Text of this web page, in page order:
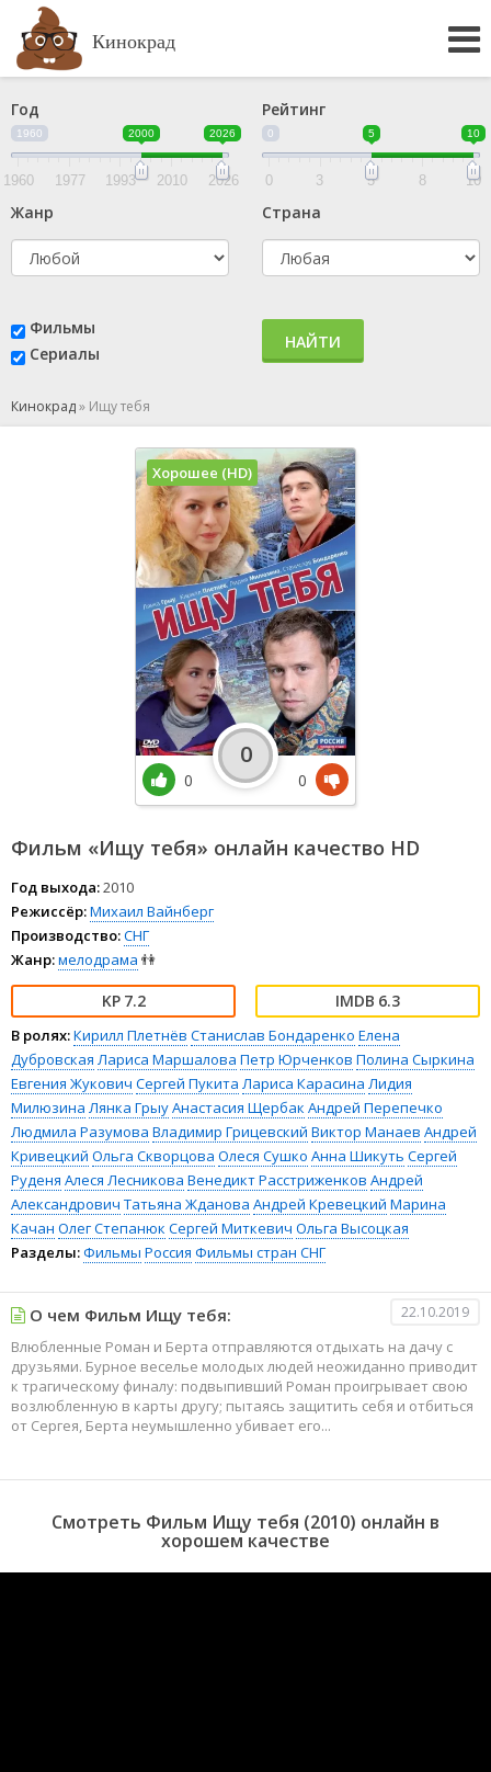
Кинокрад
Год
1960 2000 2026
1960 1977 1993 2010 2026
Рейтинг
0 5 10
0 3 5 8 10
Жанр Страна
Фильмы
Сериалы
НАЙТИ
Кинокрад» Ищу тебя
Фильм «Ищу тебя» онлайн качество HD
Год выхода:2010
Режиссёр:Михаил Вайнберг
Производство:СНГ
Жанр:мелодрама 👫
7.2 6.3
В ролях:Кирилл Плетнёв Станислав Бондаренко Елена
Дубровская Лариса Маршалова Петр Юрченков Полина Сыркина
Евгения Жукович Сергей Пукита Лариса Карасина Лидия
Милюзина Лянка ГрыуАнастасия Щербак Андрей Перепечко
Людмила Разумова Владимир Грицевский Виктор Манаев Андрей
Кривецкий Ольга Скворцова Олеся Сушко Анна Шикуть Сергей
Руденя Алеся Лесникова Венедикт Расстриженков Андрей
Александрович Татьяна Жданова Андрей Кревецкий Марина
Качан Олег Степанюк Сергей Миткевич Ольга Высоцкая
Разделы:Фильмы Россия Фильмы стран СНГ
Хорошее (HD)
0
0
0
О чем Фильм Ищу тебя: 22.10.2019
Влюбленные Роман и Берта отправляются отдыхать на дачу с
друзьями. Бурное веселье молодых людей неожиданно приводит
к трагическому финалу: подвыпивший Роман проигрывает свою
возлюбленную в карты другу; пытаясь защитить себя и отбиться
от Сергея, Берта неумышленно убивает его...
Смотреть Фильм Ищу тебя (2010) онлайн в
хорошем качестве